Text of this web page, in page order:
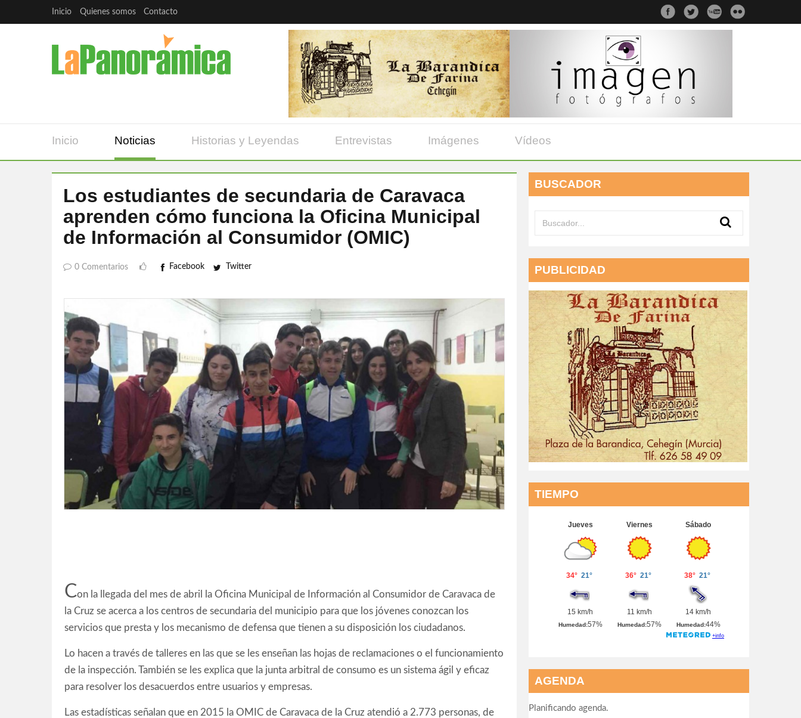
Inicio Quienes somos Contacto
Inicio Noticias Historias y Leyendas Entrevistas Imágenes Vídeos
Los estudiantes de secundaria de Caravaca
aprenden cómo funciona la Oficina Municipal
de Información al Consumidor (OMIC)
0 Comentarios Facebook Twitter
Con la llegada del mes de abril la Oficina Municipal de Información al Consumidor de Caravaca de
la Cruz se acerca a los centros de secundaria del municipio para que los jóvenes conozcan los
servicios que presta y los mecanismo de defensa que tienen a su disposición los ciudadanos.
Lo hacen a través de talleres en las que se les enseñan las hojas de reclamaciones o el funcionamiento
de la inspección. También se les explica que la junta arbitral de consumo es un sistema ágil y eficaz
para resolver los desacuerdos entre usuarios y empresas.
Las estadísticas señalan que en 2015 la OMIC de Caravaca de la Cruz atendió a 2.773 personas, de
BUSCADOR
PUBLICIDAD
TIEMPO
AGENDA
Planificando agenda.